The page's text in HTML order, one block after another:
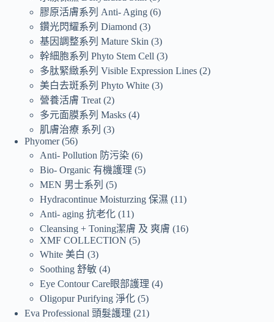
膠原活膚系列 Anti- Aging 6
鑽光閃耀系列 Diamond 3
基因調整系列 Mature Skin 3
幹細胞系列 Phyto Stem Cell 3
多肽緊緻系列 Visible Expression Lines 2
美白去斑系列 Phyto White 3
營養活膚 Treat 2
多元面膜系列 Masks 4
肌膚治療 系列
3
Phyomer 56
Anti- Pollution 防污染 6
Bio- Organic 有機護理
5
MEN 男士系列
5
Hydracontinue Moisturzing 保濕
11
Anti- aging 抗老化 11
Cleansing + Toning潔膚 及 爽膚
16
XMF COLLECTION
5
White 美白
3
Soothing 舒敏 4
Eye Contour Care眼部護理 4
Oligopur Purifying 淨化 5
Eva Professional 頭髮護理
21